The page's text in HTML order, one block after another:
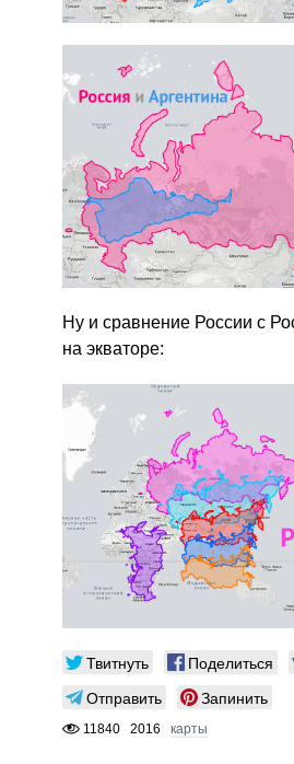
Ну и сравнение России с
на экваторе:
Твитнуть Поделиться
Отправить
Запинить
11840 2016 карты